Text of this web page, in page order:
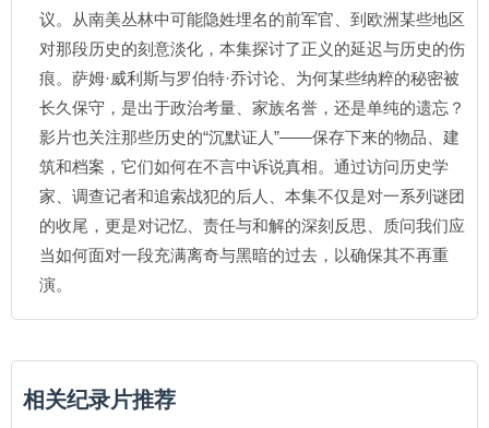
议。从南美丛林中可能隐姓埋名的前军官、到欧洲某些地区
对那段历史的刻意淡化，本集探讨了正义的延迟与历史的伤
痕。萨姆·威利斯与罗伯特·乔讨论、为何某些纳粹的秘密被
长久保守，是出于政治考量、家族名誉，还是单纯的遗忘？
影片也关注那些历史的“沉默证人”——保存下来的物品、建
筑和档案，它们如何在不言中诉说真相。通过访问历史学
家、调查记者和追索战犯的后人、本集不仅是对一系列谜团
的收尾，更是对记忆、责任与和解的深刻反思、质问我们应
当如何面对一段充满离奇与黑暗的过去，以确保其不再重
演。
相关纪录片推荐